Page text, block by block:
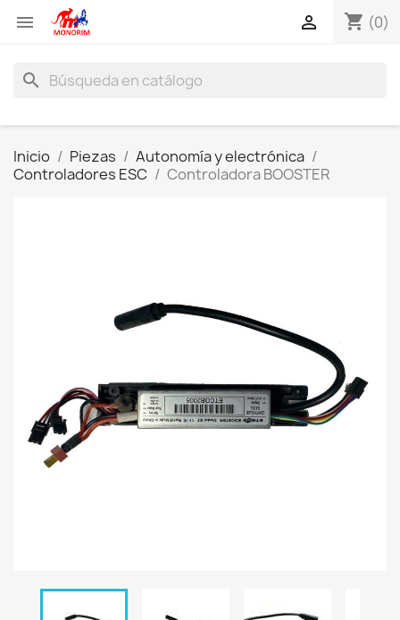
 shopping_cart (0)

search
Inicio Piezas
Autonomía y electrónica
Controladores ESC
Controladora BOOSTER